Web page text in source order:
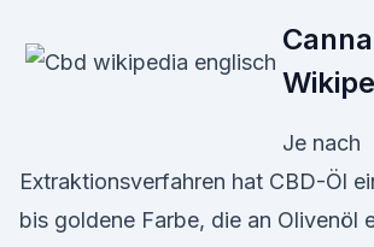
Je nach
Extraktionsverfahren hat CBD-Öl
bis goldene Farbe, die an Olivenöl